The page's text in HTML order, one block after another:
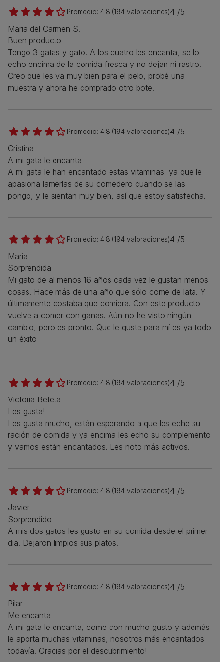
Promedio: 4.8 (194 valoraciones)4 /5
Maria del Carmen S.
Buen producto
Tengo 3 gatas y gato. A los cuatro les encanta, se lo
echo encima de la comida fresca y no dejan ni rastro.
Creo que les va muy bien para el pelo, probé una
muestra y ahora he comprado otro bote.
Promedio: 4.8 (194 valoraciones)4 /5
Cristina
A mi gata le encanta
A mi gata le han encantado estas vitaminas, ya que le
apasiona lamerlas de su comedero cuando se las
pongo, y le sientan muy bien, así que estoy satisfecha.
Promedio: 4.8 (194 valoraciones)4 /5
Maria
Sorprendida
Mi gato de al menos 16 años cada vez le gustan menos
cosas. Hace más de una año que sólo come de lata. Y
últimamente costaba que comiera. Con este producto
vuelve a comer con ganas. Aún no he visto ningún
cambio, pero es pronto. Que le guste para mí es ya todo
un éxito
Promedio: 4.8 (194 valoraciones)4 /5
Victoria Beteta
Les gusta!
Les gusta mucho, están esperando a que les eche su
ración de comida y ya encima les echo su complemento
y vamos están encantados. Les noto más activos.
Promedio: 4.8 (194 valoraciones)4 /5
Javier
Sorprendido
A mis dos gatos les gusto en su comida desde el primer
dia. Dejaron limpios sus platos.
Promedio: 4.8 (194 valoraciones)4 /5
Pilar
Me encanta
A mi gata le encanta, come con mucho gusto y además
le aporta muchas vitaminas, nosotros más encantados
todavía. Gracias por el descubrimiento!